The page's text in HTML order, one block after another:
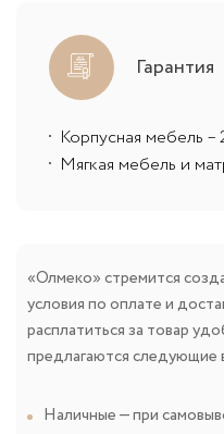
Гарантия
Корпусная мебель –
Мягкая мебель и
«Олмеко» стремится
условия по оплате и
расплатиться за товар
предлагаются следующие
Наличные — при